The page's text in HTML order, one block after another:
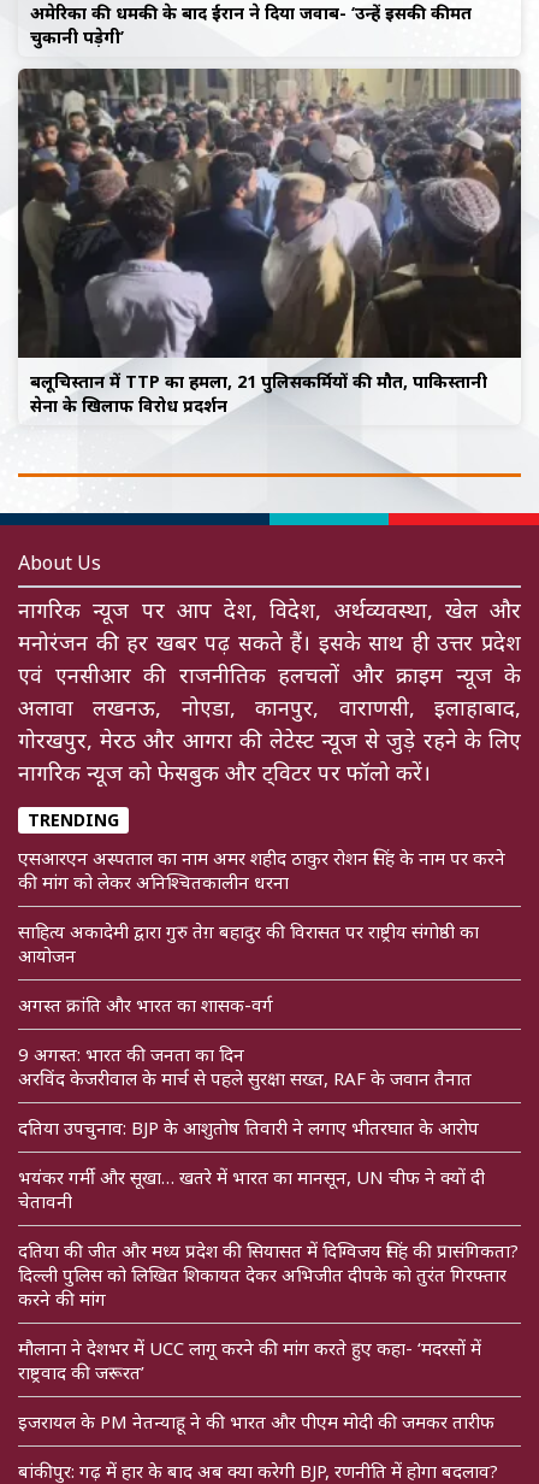
अमेरिका की धमकी के बाद ईरान ने दिया जवाब- ‘उन्हें इसकी कीमत
चुकानी पड़ेगी’
बलूचिस्तान में TTP का हमला, 21 पुलिसकर्मियों की मौत, पाकिस्तानी
सेना के खिलाफ विरोध प्रदर्शन
About Us
नागरिक न्यूज पर आप देश, विदेश, अर्थव्यवस्था, खेल और
मनोरंजन की हर खबर पढ़ सकते हैं। इसके साथ ही उत्तर प्रदेश
एवं एनसीआर की राजनीतिक हलचलों और क्राइम न्यूज के
अलावा लखनऊ, नोएडा, कानपुर, वाराणसी, इलाहाबाद,
गोरखपुर, मेरठ और आगरा की लेटेस्ट न्यूज से जुड़े रहने के लिए
नागरिक न्यूज को फेसबुक और ट्विटर पर फॉलो करें।
TRENDING
एसआरएन अस्पताल का नाम अमर शहीद ठाकुर रोशन सिंह के नाम पर करने
की मांग को लेकर अनिश्चितकालीन धरना
साहित्य अकादेमी द्वारा गुरु तेग़ बहादुर की विरासत पर राष्ट्रीय संगोष्ठी का
आयोजन
अगस्त क्रांति और भारत का शासक-वर्ग
9 अगस्त: भारत की जनता का दिन
अरविंद केजरीवाल के मार्च से पहले सुरक्षा सख्त, RAF के जवान तैनात
दतिया उपचुनाव: BJP के आशुतोष तिवारी ने लगाए भीतरघात के आरोप
भयंकर गर्मी और सूखा… खतरे में भारत का मानसून, UN चीफ ने क्यों दी
चेतावनी
दतिया की जीत और मध्य प्रदेश की सियासत में दिग्विजय सिंह की प्रासंगिकता?
दिल्ली पुलिस को लिखित शिकायत देकर अभिजीत दीपके को तुरंत गिरफ्तार
करने की मांग
मौलाना ने देशभर में UCC लागू करने की मांग करते हुए कहा- ‘मदरसों में
राष्ट्रवाद की जरूरत’
इजरायल के PM नेतन्याहू ने की भारत और पीएम मोदी की जमकर तारीफ
बांकीपुर: गढ़ में हार के बाद अब क्या करेगी BJP, रणनीति में होगा बदलाव?